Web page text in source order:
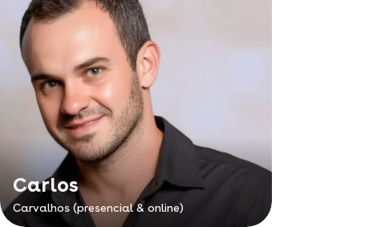
Carlos
Carvalhos (presencial & online)